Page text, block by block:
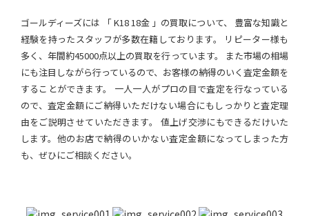
ゴールディーズには 「 K18 18金 」の買取について、 豊富な知識と
経験を持ったスタッフが多数在籍しております。 リピーター様も
多く、年間約45000点以上の買取を行っています。 また市場の相場
にも注目しながら行っているので、お客様の納得のいく査定金額を
することができます。 一人一人がプロの目で査定を行なっている
ので、査定金額にご納得いただけない場合にもしっかりと査定理
由をご説明させていただきます。 値上げ交渉にもできるだけいた
します。他のお店で納得のいかない査定金額になってしまった方
も、ぜひにご相談ください。